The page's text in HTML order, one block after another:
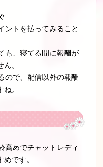
ントを払ってみること
も、寝てる間に報酬が
。
ので、配信以外の報酬
。
高めでチャットレディ
です。